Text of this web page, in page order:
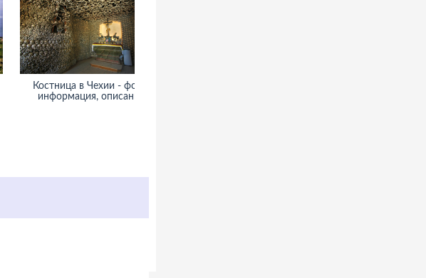
Костница в Чехии - фото,
информация, описание